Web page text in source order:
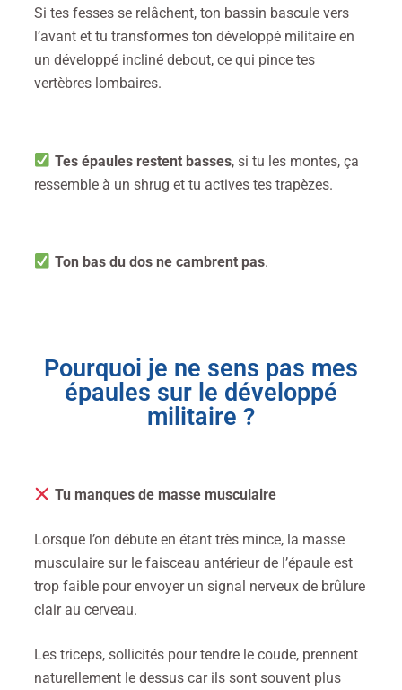
Si tes fesses se relâchent, ton bassin bascule vers
l’avant et tu transformes ton développé militaire en
un développé incliné debout, ce qui pince tes
vertèbres lombaires.
Tes épaules restent basses, si tu les montes, ça
ressemble à un shrug et tu actives tes trapèzes.
Ton bas du dos ne cambrent pas.
Pourquoi je ne sens pas mes
épaules sur le développé
militaire ?
Tu manques de masse musculaire
Lorsque l’on débute en étant très mince, la masse
musculaire sur le faisceau antérieur de l’épaule est
trop faible pour envoyer un signal nerveux de brûlure
clair au cerveau.
Les triceps, sollicités pour tendre le coude, prennent
naturellement le dessus car ils sont souvent plus